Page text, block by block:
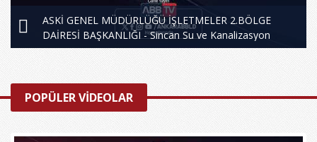
ASKİ GENEL MÜDÜRLÜĞÜ İŞLETMELER 2.BÖLGE
DAİRESİ BAŞKANLIĞI - Sincan Su ve Kanalizasyon
İşletme Müdürlüğü Sorumluluk Sahasında İçme Suyu ve
POPÜLER VİDEOLAR